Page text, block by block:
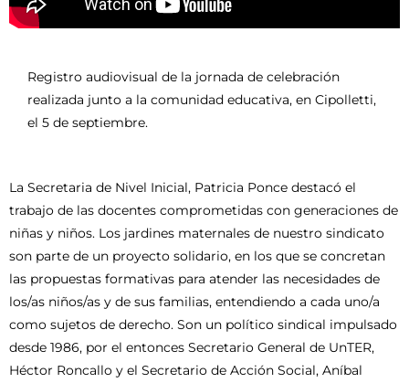
Registro audiovisual de la jornada de celebración
realizada junto a la comunidad educativa, en Cipolletti,
el 5 de septiembre.
La Secretaria de Nivel Inicial, Patricia Ponce destacó el
trabajo de las docentes comprometidas con generaciones de
niñas y niños. Los jardines maternales de nuestro sindicato
son parte de un proyecto solidario, en los que se concretan
las propuestas formativas para atender las necesidades de
los/as niños/as y de sus familias, entendiendo a cada uno/a
como sujetos de derecho. Son un político sindical impulsado
desde 1986, por el entonces Secretario General de UnTER,
Héctor Roncallo y el Secretario de Acción Social, Aníbal